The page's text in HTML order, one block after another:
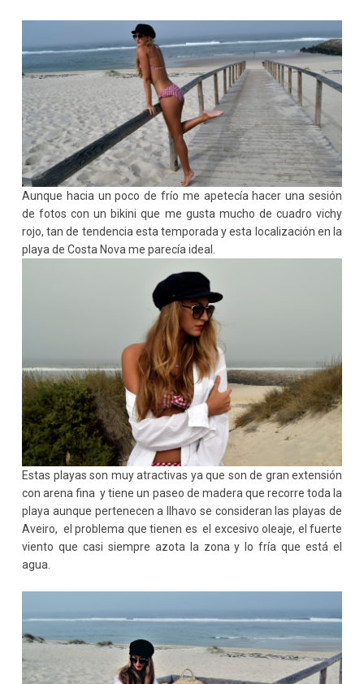
Aunque hacia un poco de frío me apetecía hacer una sesión
de fotos con un bikini que me gusta mucho de cuadro vichy
rojo, tan de tendencia esta temporada y esta localización en la
playa de Costa Nova me parecía ideal.
Estas playas son muy atractivas ya que son de gran extensión
con arena fina y tiene un paseo de madera que recorre toda la
playa aunque pertenecen a Ilhavo se consideran las playas de
Aveiro, el problema que tienen es el excesivo oleaje, el fuerte
viento que casi siempre azota la zona y lo fría que está el
agua.